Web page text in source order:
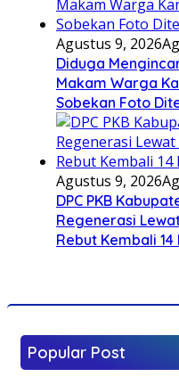
Agustus 9, 2026
Diduga
Makam Warga
Sobekan Foto
Agustus 9, 2026
DPC PKB
Regenerasi
Rebut Kembali 14
Popular Post